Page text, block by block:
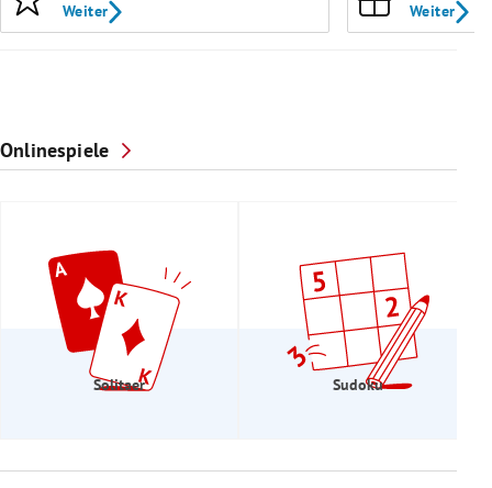
Weiter Weiter
Onlinespiele
Solitaer Sudoku